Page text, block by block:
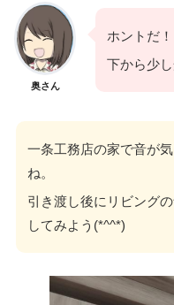
奥さん
ホントだ！
下から少し
一条工務店の家で音が
ね。
引き渡し後にリビング
してみよう(*^^*)